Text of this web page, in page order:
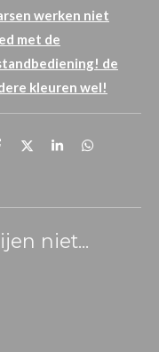
werken niet
met de
de
kleuren wel!
D
S
D
niet...